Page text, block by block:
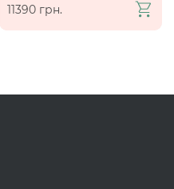
11390 грн.